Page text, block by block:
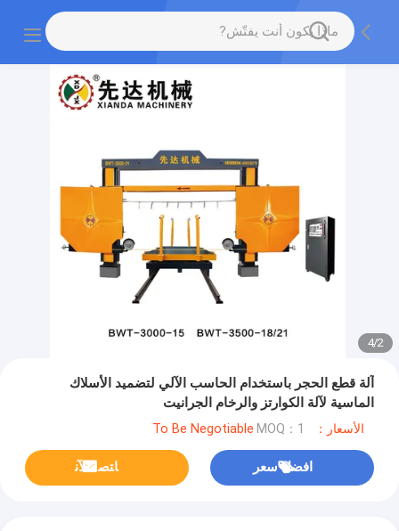
2
/
4
آلة قطع الحجر باستخدام الحاسب الآلي لتضميد الأسلاك
الماسية لآلة الكوارتز والرخام الجرانيت
الأسعار：To Be Negotiable MOQ：1
افضل سعر ﺎﺘﺼﻟ ﺍﻶﻧ